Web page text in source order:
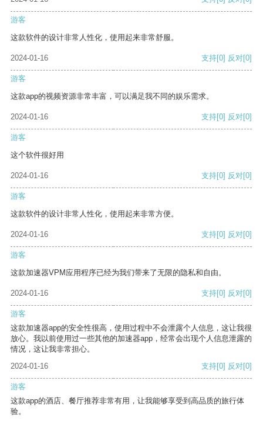
游客
这款软件的设计非常人性化，使用起来非常舒服。
2024-01-16 支持[0] 反对[0]
游客
这款app的视频资源非常丰富，可以满足我不同的娱乐需求。
2024-01-16 支持[0] 反对[0]
游客
这个软件很好用
2024-01-16 支持[0] 反对[0]
游客
这款软件的设计非常人性化，使用起来非常方便。
2024-01-16 支持[0] 反对[0]
游客
这款加速器VPM应用程序已经为我们带来了无限的隐私和自由。
2024-01-16 支持[0] 反对[0]
游客
这款加速器app的安全性很高，使用过程中不会泄露个人信息，这让我很
放心。我以前使用过一些其他的加速器app，经常会出现个人信息泄露的
情况，这让我非常担心。
2024-01-16
支持[0] 反对[0]
游客
这款app的酒店、餐厅推荐非常有用，让我能够享受到高品质的旅行体
验。